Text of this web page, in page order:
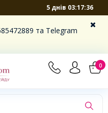
5 днів 03:17:36
та Telegram
0